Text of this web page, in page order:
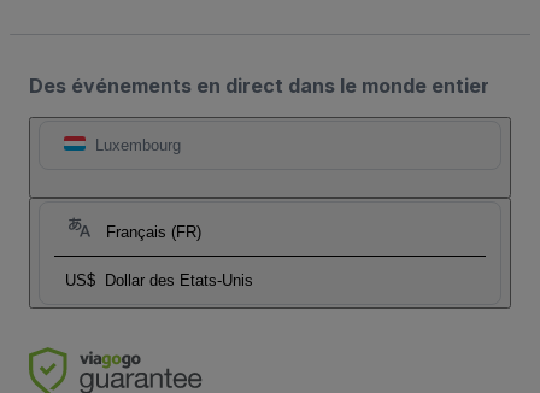
Des événements en direct dans le monde entier
Luxembourg
Français (FR)
US$ Dollar des Etats-Unis